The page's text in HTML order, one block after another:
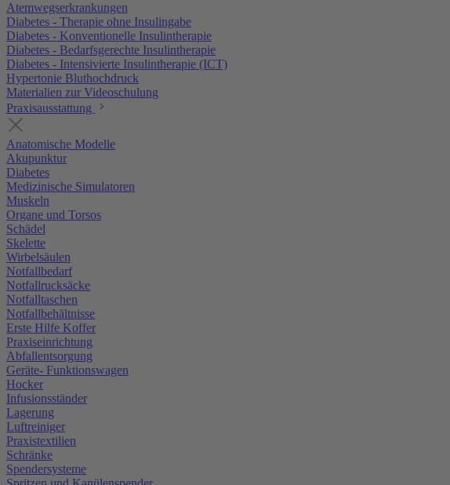
Atemwegserkrankungen
Diabetes - Therapie ohne Insulingabe
Diabetes - Konventionelle Insulintherapie
Diabetes - Bedarfsgerechte Insulintherapie
Diabetes - Intensivierte Insulintherapie (ICT)
Hypertonie Bluthochdruck
Materialien zur Videoschulung
Praxisausstattung
Anatomische Modelle
Akupunktur
Diabetes
Medizinische Simulatoren
Muskeln
Organe und Torsos
Schädel
Skelette
Wirbelsäulen
Notfallbedarf
Notfallrucksäcke
Notfalltaschen
Notfallbehältnisse
Erste Hilfe Koffer
Praxiseinrichtung
Abfallentsorgung
Geräte- Funktionswagen
Hocker
Infusionsständer
Lagerung
Luftreiniger
Praxistextilien
Schränke
Spendersysteme